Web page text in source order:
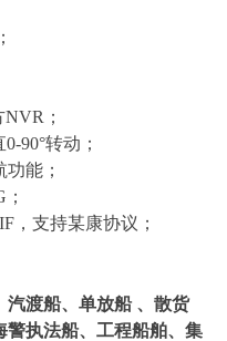
NVR ；
90°转动；
置位巡航功能；
， 支持某康协议；
汽渡船、单放船 、 散货
警执法船、 工程船舶、集